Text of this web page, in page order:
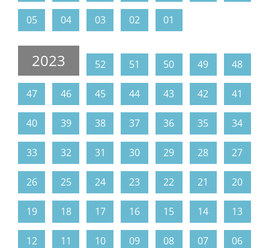
05 04 03 02 01
2023 52 51 50 49 48
47 46 45 44 43 42 41
40 39 38 37 36 35 34
33 32 31 30 29 28 27
26 25 24 23 22 21 20
19 18 17 16 15 14 13
12 11 10 09 08 07 06